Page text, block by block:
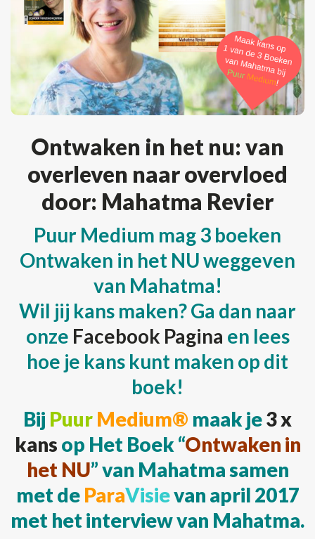
Ontwaken in het nu: van
overleven naar overvloed
door: Mahatma Revier
Puur Medium mag 3 boeken
Ontwaken in het NU weggeven
van Mahatma!
Wil jij kans maken? Ga dan naar
onze Facebook Pagina en lees
hoe je kans kunt maken op dit
boek!
Bij Puur Medium® maak je3 x
kans op Het Boek “Ontwaken in
het NU” van Mahatma samen
met de ParaVisievan april 2017
met het interview van Mahatma.